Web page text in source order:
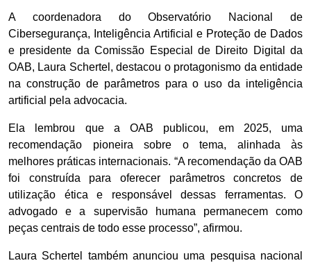
A coordenadora do Observatório Nacional de
Cibersegurança, Inteligência Artificial e Proteção de Dados
e presidente da Comissão Especial de Direito Digital da
OAB, Laura Schertel, destacou o protagonismo da entidade
na construção de parâmetros para o uso da inteligência
artificial pela advocacia.
Ela lembrou que a OAB publicou, em 2025, uma
recomendação pioneira sobre o tema, alinhada às
melhores práticas internacionais. “A recomendação da OAB
foi construída para oferecer parâmetros concretos de
utilização ética e responsável dessas ferramentas. O
advogado e a supervisão humana permanecem como
peças centrais de todo esse processo”, afirmou.
Laura Schertel também anunciou uma pesquisa nacional